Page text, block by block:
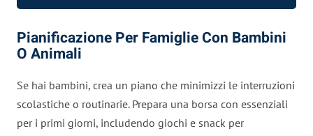
Pianificazione Per Famiglie Con Bambini
O Animali
Se hai bambini, crea un piano che minimizzi le interruzioni
scolastiche o routinarie. Prepara una borsa con essenziali
per i primi giorni, includendo giochi e snack per